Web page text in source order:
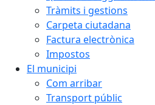
Tràmits i gestions
Carpeta ciutadana
Factura electrònica
Impostos
El municipi
Com arribar
Transport públic